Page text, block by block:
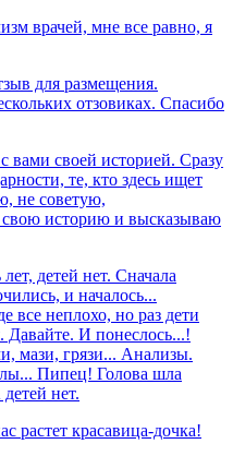
врачей, мне все равно, я
для размещения.
отзовиках. Спасибо
вами своей историей. Сразу
те, кто здесь ищет
не советую,
историю и высказываю
детей нет. Сначала
и началось...
все неплохо, но раз дети
Давайте. И понеслось...!
мази, грязи... Анализы.
Пипец! Голова шла
нет.
растет красавица-дочка!